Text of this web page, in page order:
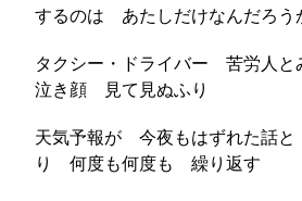
するのは あたしだけなんだろう
タクシー・ドライバー 苦労人
泣き顔 見て見ぬふり
天気予報が 今夜もはずれた話
り 何度も何度も 繰り返す